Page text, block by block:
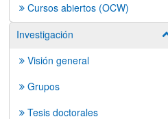
Cursos abiertos (OCW)
Investigación
Visión general
Grupos
Tesis doctorales